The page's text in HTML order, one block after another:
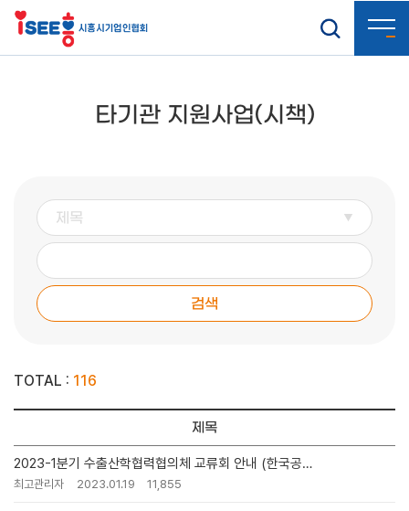
타기관 지원사업(시책)
검색
TOTAL : 116
제목
2023-1분기 수출산학협력협의체 교류회 안내 (한국공…
최고관리자 2023.01.19 11,855